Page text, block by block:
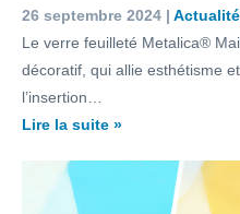
26 septembre 2024 |
Le verre feuilleté Metalica®
décoratif, qui allie esthétisme
l’insertion…
Lire la suite »